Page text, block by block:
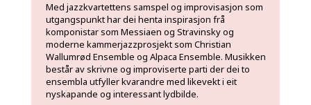
Med jazzkvartettens samspel og improvisasjon som
utgangspunkt har dei henta inspirasjon frå
komponistar som Messiaen og Stravinsky og
moderne kammerjazzprosjekt som Christian
Wallumrød Ensemble og Alpaca Ensemble. Musikken
består av skrivne og improviserte parti der dei to
ensembla utfyller kvarandre med likevekt i eit
nyskapande og interessant lydbilde.